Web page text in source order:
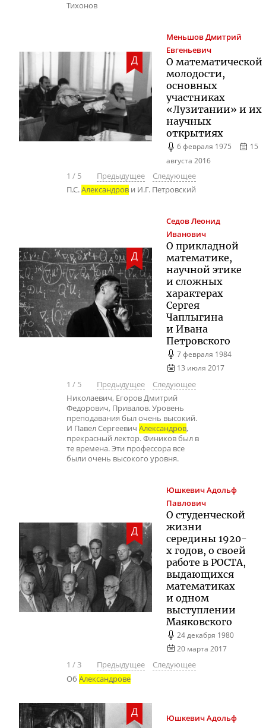
Тихонов
Д
МеньшовДмитрий
Евгеньевич
О математической
молодости,
основных
участниках
«Лузитании» и их
научных
открытиях
6 февраля 1975
15
августа 2016
1 / 5 Предыдущее
Следующее
П.С.Александров и И.Г. Петровский
Д
СедовЛеонид
Иванович
О прикладной
математике,
научной этике
и сложных
характерах
Сергея
Чаплыгина
и Ивана
Петровского
7 февраля 1984
13 июля 2017
1 / 5 Предыдущее
Следующее
Николаевич, Егоров Дмитрий
Федорович, Привалов. Уровень
преподавания был очень высокий.
И Павел Сергеевич Александров,
прекрасный лектор. Фиников был в
те времена. Эти профессора все
были очень высокого уровня.
Д
ЮшкевичАдольф
Павлович
О студенческой
жизни
середины 1920-
х годов, о своей
работе в РОСТА,
выдающихся
математиках
и одном
выступлении
Маяковского
24 декабря 1980
20 марта 2017
1 /3 Предыдущее
Следующее
Об Александрове
Д
ЮшкевичАдольф